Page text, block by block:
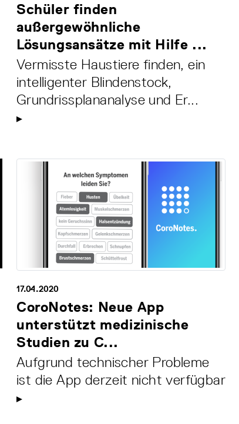
Schüler finden
außergewöhnliche
Lösungsansätze mit Hilfe ...
Vermisste Haustiere finden, ein
intelligenter Blindenstock,
Grundrissplananalyse und Er...
17.04.2020
CoroNotes: Neue App
unterstützt medizinische
Studien zu C...
Aufgrund technischer Probleme
ist die App derzeit nicht verfügbar